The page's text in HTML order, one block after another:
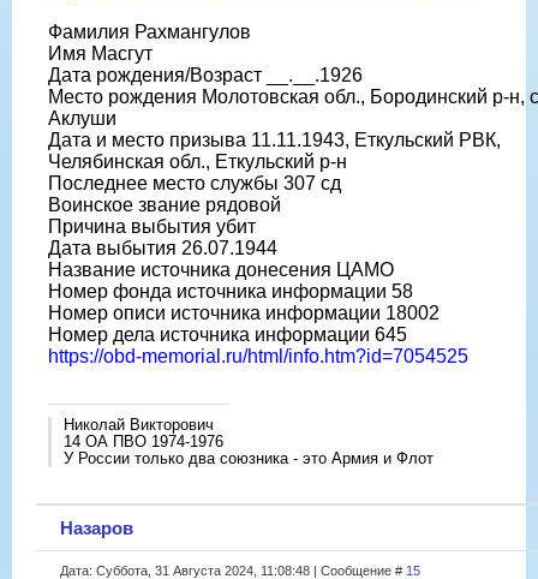
Фамилия Рахмангулов
Имя Масгут
Дата рождения/Возраст __.__.1926
Место рождения Молотовская обл., Бородинский р-н,
Аклуши
Дата и место призыва 11.11.1943, Еткульский РВК,
Челябинская обл., Еткульский р-н
Последнее место службы 307 сд
Воинское звание рядовой
Причина выбытия убит
Дата выбытия 26.07.1944
Название источника донесения ЦАМО
Номер фонда источника информации 58
Номер описи источника информации 18002
Номер дела источника информации 645
https://obd-memorial.ru/html/info.htm?id=7054525
Николай Викторович
14 ОА ПВО 1974-1976
У России только два союзника - это Армия и Флот
Назаров
Дата: Суббота, 31 Августа 2024, 11:08:48 | Сообщение # 15